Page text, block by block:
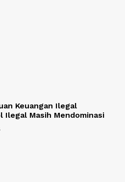
Keuangan Ilegal
Ilegal Masih Mendominasi